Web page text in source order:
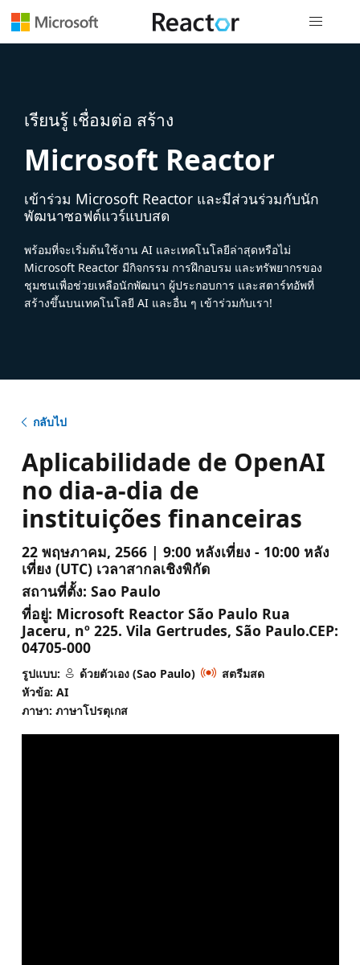
เรียนรู้ เชื่อมต่อ สร้าง
Microsoft Reactor
เข้าร่วม Microsoft Reactor และมีส่วนร่วมกับนัก
พัฒนาซอฟต์แวร์แบบสด
พร้อมที่จะเริ่มต้นใช้งาน AI และเทคโนโลยีล่าสุดหรือไม่
Microsoft Reactor มีกิจกรรม การฝึกอบรม และทรัพยากรของ
ชุมชนเพื่อช่วยเหลือนักพัฒนา ผู้ประกอบการ และสตาร์ทอัพที่
สร้างขึ้นบนเทคโนโลยี AI และอื่น ๆ เข้าร่วมกับเรา!
กลับไป
Aplicabilidade de OpenAI
no dia-a-dia de
instituições financeiras
22 พฤษภาคม, 2566 | 9:00 หลังเที่ยง - 10:00 หลัง
เที่ยง (UTC) เวลาสากลเชิงพิกัด
สถานที่ตั้ง: Sao Paulo
ที่อยู่: Microsoft Reactor São Paulo Rua
Jaceru, nº 225. Vila Gertrudes, São Paulo.CEP:
04705-000
รูปแบบ: ด้วยตัวเอง (Sao Paulo)
สตรีมสด
หัวข้อ: AI
ภาษา: ภาษาโปรตุเกส